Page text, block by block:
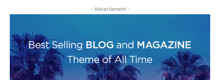
- Advertisment -